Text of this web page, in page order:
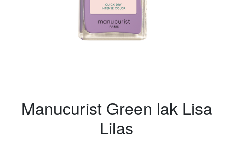
Manucurist Green lak Lisa
Lilas